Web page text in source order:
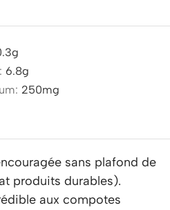
g
6.8g
250mg
sans plafond de
produits durables).
aux compotes